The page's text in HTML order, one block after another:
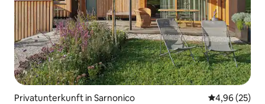
Privatunterkunft in Sarnonico
4,96 (25)